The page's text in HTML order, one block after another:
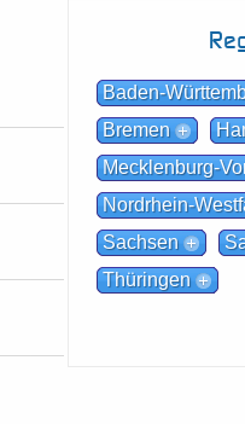
Baden-
Bremen
Mecklenburg-
Nordrhein-
Sachsen
Thüringen